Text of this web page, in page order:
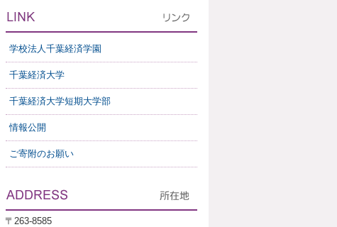
学校法人千葉経済学園
千葉経済大学
千葉経済大学短期大学部
情報公開
ご寄附のお願い
〒263-8585